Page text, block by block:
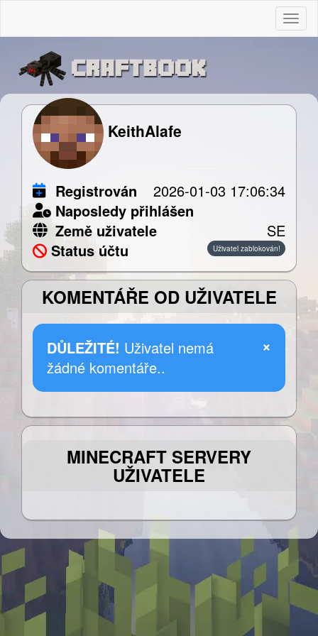
KeithAlafe
Registrován
2026-01-03 17:06:34
Naposledy přihlášen
Země uživatele
SE
Status účtu
Uživatel zablokován!
KOMENTÁŘE OD UŽIVATELE
×
DŮLEŽITÉ! Uživatel nemá
žádné komentáře..
MINECRAFT SERVERY
UŽIVATELE